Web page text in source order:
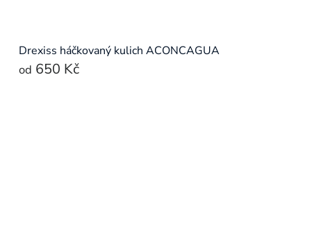
Drexiss háčkovaný kulich ACONCAGUA
od 650 Kč